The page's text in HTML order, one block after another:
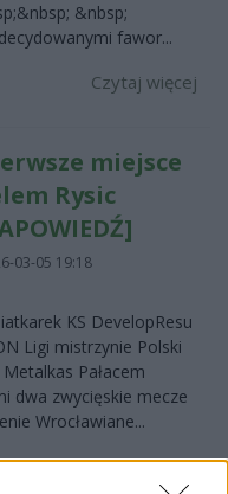
&nbsp;
fawor...
Czytaj więcej
miejsce
Rysic
03-05 19:18
KS DevelopResu
Ligi mistrzynie Polski
Pałacem
dwa zwycięskie mecze
Wrocławiane...
Czytaj więcej